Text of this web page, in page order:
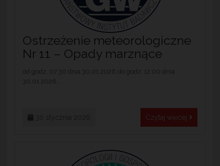
Ostrzeżenie meteorologiczne
Nr 11 – Opady marznące
od godz. 07:30 dnia 30.01.2026 do godz. 12:00 dnia
30.01.2026...
Czytaj więcej